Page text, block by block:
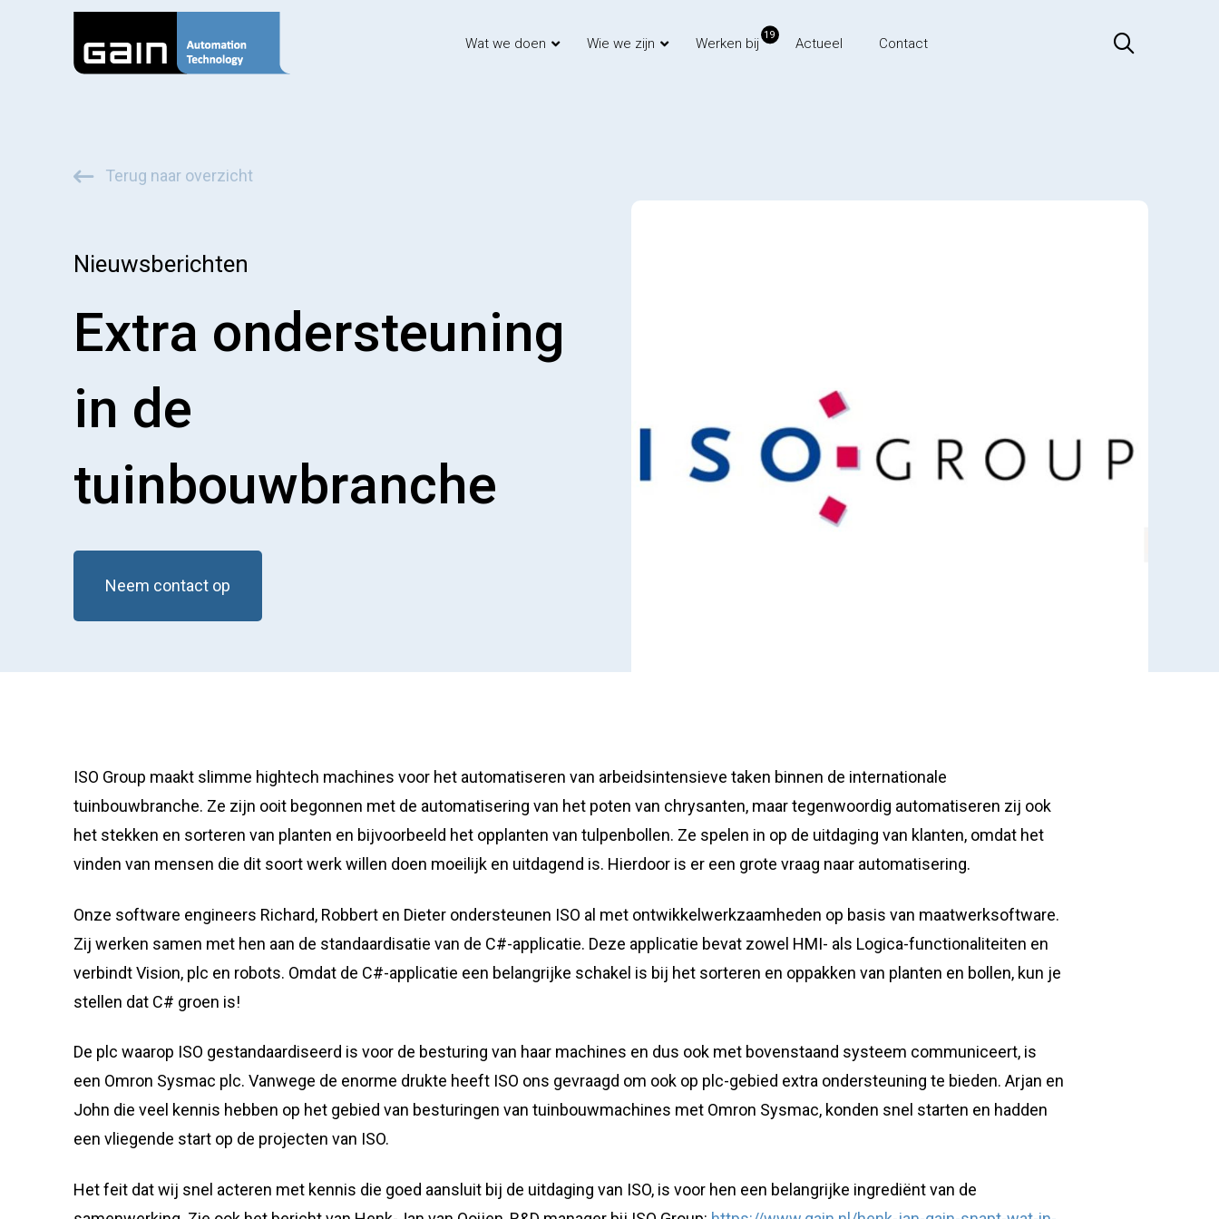
Wat we doen Wie we zijn Werken bij 19 Actueel Contact
Terug naar overzicht
Nieuwsberichten
Extra ondersteuning
in de
tuinbouwbranche
Neem contact op
ISO Group maakt slimme hightech machines voor het automatiseren van arbeidsintensieve taken binnen de internationale
tuinbouwbranche. Ze zijn ooit begonnen met de automatisering van het poten van chrysanten, maar tegenwoordig automatiseren zij ook
het stekken en sorteren van planten en bijvoorbeeld het opplanten van tulpenbollen. Ze spelen in op de uitdaging van klanten, omdat het
vinden van mensen die dit soort werk willen doen moeilijk en uitdagend is. Hierdoor is er een grote vraag naar automatisering.
Onze software engineers Richard, Robbert en Dieter ondersteunen ISO al met ontwikkelwerkzaamheden op basis van maatwerksoftware.
Zij werken samen met hen aan de standaardisatie van de C#-applicatie. Deze applicatie bevat zowel HMI- als Logica-functionaliteiten en
verbindt Vision, plc en robots. Omdat de C#-applicatie een belangrijke schakel is bij het sorteren en oppakken van planten en bollen, kun je
stellen dat C# groen is!
De plc waarop ISO gestandaardiseerd is voor de besturing van haar machines en dus ook met bovenstaand systeem communiceert, is
een Omron Sysmac plc. Vanwege de enorme drukte heeft ISO ons gevraagd om ook op plc-gebied extra ondersteuning te bieden. Arjan en
John die veel kennis hebben op het gebied van besturingen van tuinbouwmachines met Omron Sysmac, konden snel starten en hadden
een vliegende start op de projecten van ISO.
Het feit dat wij snel acteren met kennis die goed aansluit bij de uitdaging van ISO, is voor hen een belangrijke ingrediënt van de